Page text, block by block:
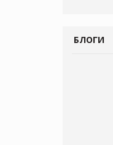
БЛОГИ